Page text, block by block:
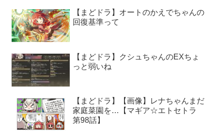
【まどドラ】オートのかえでちゃんの
回復基準って
【まどドラ】クシュちゃんのEXちょ
っと弱いね
【まどドラ】【画像】レナちゃんまだ
家庭菜園を…【マギア☆エトセトラ
第98話】